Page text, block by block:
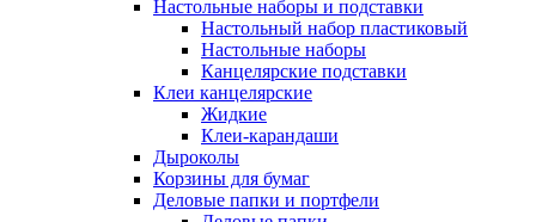
Настольные наборы и подставки
Настольный набор пластиковый
Настольные наборы
Канцелярские подставки
Клеи канцелярские
Жидкие
Клеи-карандаши
Дыроколы
Корзины для бумаг
Деловые папки и портфели